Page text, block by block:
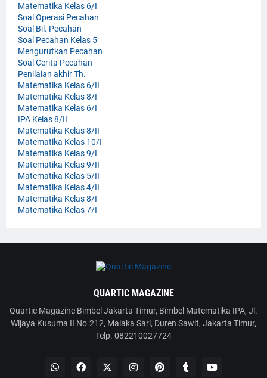
Matematika Kelas 6/I
Soal Operasi Pecahan
Soal Bil. Pecahan
Soal Pecahan Kelas 5
Mengurutkan Pecahan
Soal Cerita Pecahan
Penilaian akhir Th.
Matematika Kelas 6/II
Matematika Kelas 8/I
Matematika Kelas 6/I
IPA Kelas 8/II
Matematika Kelas 8/II
Matematika Kelas 10/I
Matematika Kelas 9/I
Matematika Kelas 9/II
Matematika Kelas 5/II
Matematika Kelas 4/II
Matematika Kelas 8/I
Matematika Kelas 7/I
QUARTIC MAGAZINE
Quartic Magazine Bimbel Jakarta Timur, Bimbel Matematika IPA, Jl.
Wijaya Kusuma II No.212, Malaka Sari, Duren Sawit, Jakarta Timur,
Telp. 082210027724